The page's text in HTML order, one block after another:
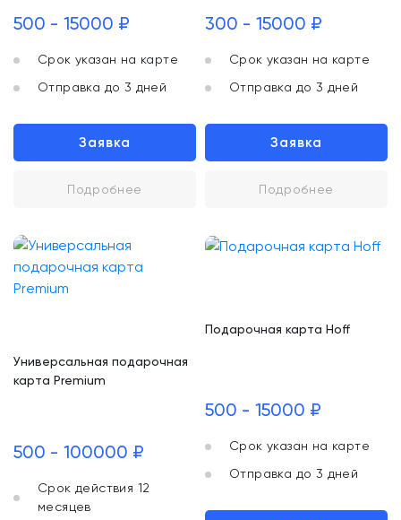
500 - 15000 ₽
Срок указан на карте
Отправка до 3 дней
Заявка
Подробнее
300 - 15000 ₽
Срок указан на карте
Отправка до 3 дней
Заявка
Подробнее
Универсальная подарочная
карта Premium
500 - 100000 ₽
Срок действия 12
месяцев
Подарочная карта Hoff
500 - 15000 ₽
Срок указан на карте
Отправка до 3 дней